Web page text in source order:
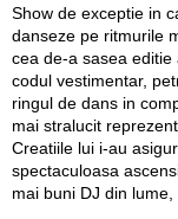
Show de exceptie in
danseze pe ritmurile
cea de-a sasea editie
codul vestimentar,
ringul de dans in
mai stralucit
Creatiile lui i-au
spectaculoasa
mai buni DJ din lume,